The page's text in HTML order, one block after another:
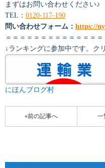
まずはお問い合わせください♪
TEL： 0120-117-190
問い合わせフォーム： https://
＝＝＝＝＝＝＝＝＝＝＝＝＝＝
↓ランキングに参加中です。ク
にほんブログ村
«前の記事へ 一